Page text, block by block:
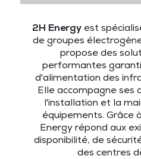
2H Energy est
de groupes
propose des
performantes
d'alimentation des
Elle accompagne ses
l'installation et la
équipements. Grâce
Energy répond aux
disponibilité, de
des centres